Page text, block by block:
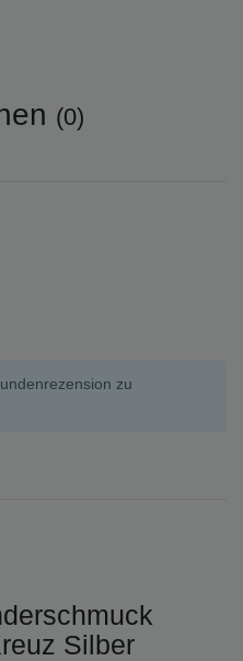
(0)
zu
Silber